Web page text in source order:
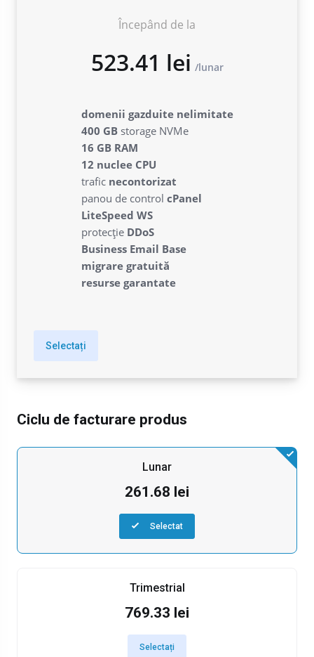
Începând de la
523.41 lei
domenii gazduite nelimitate
400 GBstorage NVMe
16 GB RAM
12 nuclee CPU
trafic necontorizat
panou de control cPanel
LiteSpeed WS
protecție DDoS
Business Email Base
migrare gratuită
resurse garantate
Selectați
Ciclu de facturare produs
Lunar
261.68 lei
Selectat
Trimestrial
769.33 lei
Selectați